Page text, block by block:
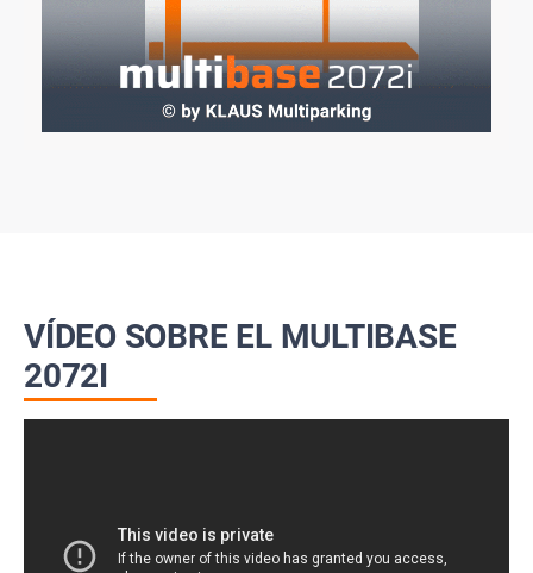
VÍDEO SOBRE EL MULTIBASE
2072I